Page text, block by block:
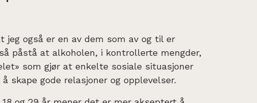
også er en av dem som av og til er
påstå at alkoholen, i kontrollerte mengder,
som gjør at enkelte sosiale situasjoner
skape gode relasjoner og opplevelser.